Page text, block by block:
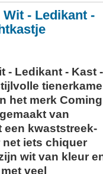
- Ledikant -
- Ledikant - Kast -
het merk Coming
van
een kwaststreek-
net iets chiquer
wit van kleur
veel